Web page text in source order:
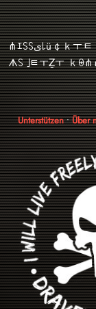
⋔ｴ꒚꒚ﻯ꒒ü￠ｋￓﾼ ꒳ﾼ꒒ￓ ꎧﾼቄ ꒯ﾼｴℕ ﻯ꒒
ᗑ꒚ ｣ﾼￓẔￓ ｋ
Unterstützen•Über